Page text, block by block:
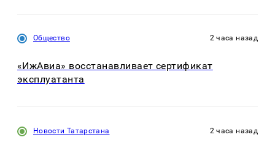
Общество 2 часа назад
«ИжАвиа» восстанавливает сертификат
эксплуатанта
Новости Татарстана 2 часа назад